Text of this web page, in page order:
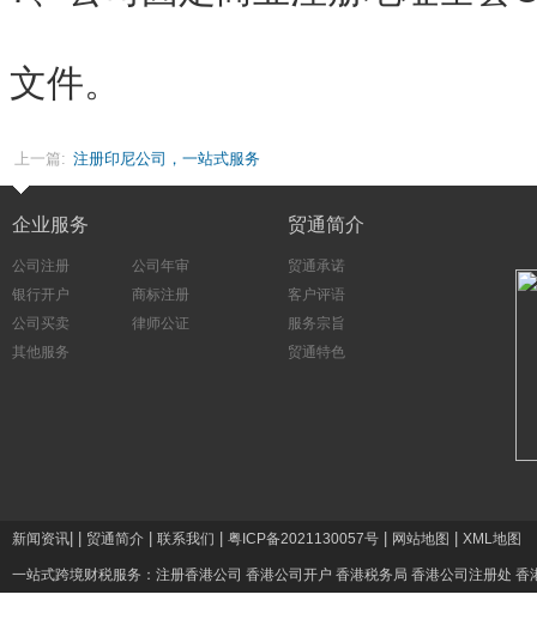
文件。
上一篇: 注册印尼公司，一站式服务
企业服务
公司注册
公司年审
银行开户
商标注册
公司买卖
律师公证
其他服务
贸通简介
贸通承诺
客户评语
服务宗旨
贸通特色
新闻资讯 贸通简介 联系我们 粤ICP备2021130057号 网站地图 XML地图
一站式跨境财税服务： 注册香港公司 香港公司开户 香港税务局 香港公司注册处 香